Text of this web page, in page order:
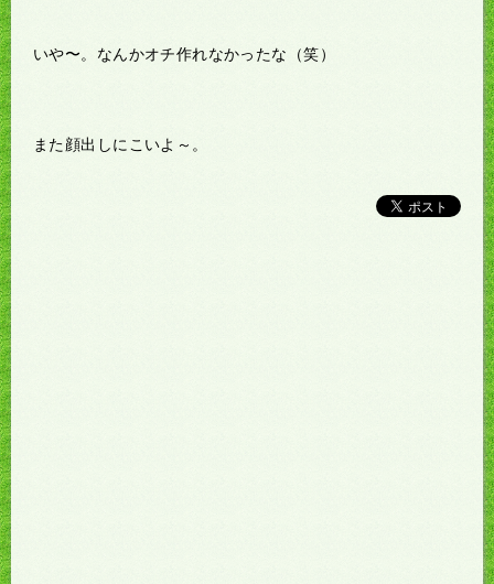
いや〜。なんかオチ作れなかったな（笑）
また顔出しにこいよ～。